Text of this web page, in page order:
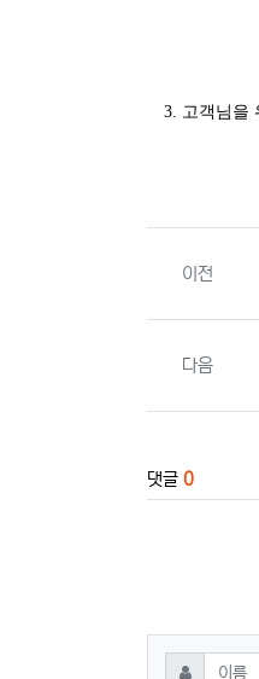
3. 고객님을
이전
다음
댓글 0
댓글쓰
이름 필수